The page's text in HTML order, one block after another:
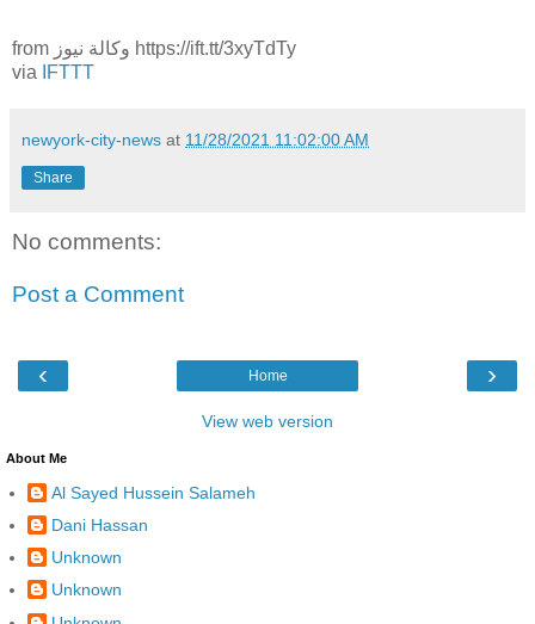
from وكالة نيوز https://ift.tt/3xyTdTy
via
IFTTT
newyork-city-news at 11/28/2021 11:02:00 AM
Share
No comments:
Post a Comment
‹ ›
Home
View web version
About Me
Al Sayed Hussein Salameh
Dani Hassan
Unknown
Unknown